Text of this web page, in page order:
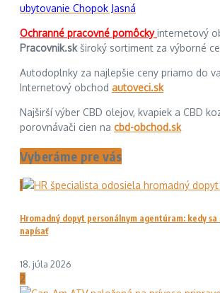
ubytovanie Chopok Jasná
Ochranné pracovné pomôckyinternetový
Pracovnik.skširoký sortiment za výborné
Autodoplnky za najlepšie ceny priamo do
Internetový obchod autoveci.sk
Najširší výber CBD olejov, kvapiek a CBD
porovnávači cien na cbd-obchod.sk
Vyberáme pre vás
1
Hromadný dopyt personálnym agentúram: kedy
napísať
18. júla 2026
2